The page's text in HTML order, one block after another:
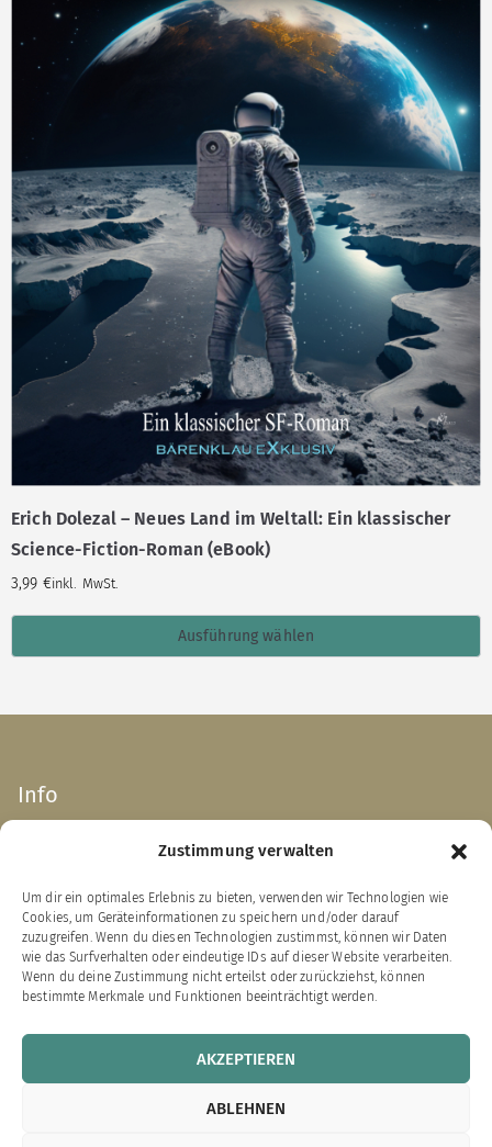
Zustimmung verwalten
Um dir ein optimales Erlebnis zu bieten, verwenden wir Technologien wie
Cookies, um Geräteinformationen zu speichern und/oder darauf
zuzugreifen. Wenn du diesen Technologien zustimmst, können wir Daten
wie das Surfverhalten oder eindeutige IDs auf dieser Website verarbeiten.
Wenn du deine Zustimmung nicht erteilst oder zurückziehst, können
bestimmte Merkmale und Funktionen beeinträchtigt werden.
AKZEPTIEREN
ABLEHNEN
Erich Dolezal – Neues Land im Weltall: Ein klassischer
Science-Fiction-Roman (eBook)
3,99 €inkl. MwSt.
Ausführung wählen
Info
Datenschutzerklärung
Widerrufsbelehrung
Zahlung & Versand
VERTRAG WIDERRUFEN
Links zu unseren Partnerverlagen